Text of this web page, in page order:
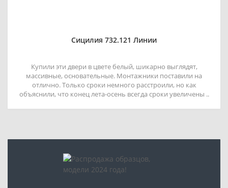
Сицилия 732.121 Линии
Купили эти двери в цвете белый, шикарно выглядят,
массивные, основательные. Монтажники поставили на
отлично. Только сроки немного расстроили, но как
объяснили, что конец лета-осень всегда сроки увеличены ..